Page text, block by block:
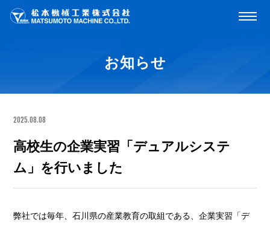
お知らせ
2025.08.08
高校生の企業実習「デュアルシステ
ム」を行いました
弊社では毎年、石川県の産業教育の取組である、企業実習「デ